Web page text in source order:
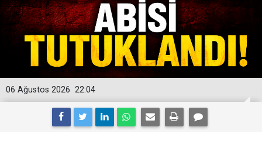
22:04
06 Ağustos 2026